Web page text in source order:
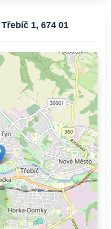
1, 674 01